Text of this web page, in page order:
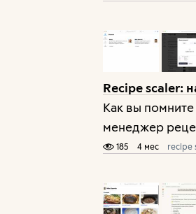
Recipe scaler:
Как вы
менеджер
185 4 мес recipe